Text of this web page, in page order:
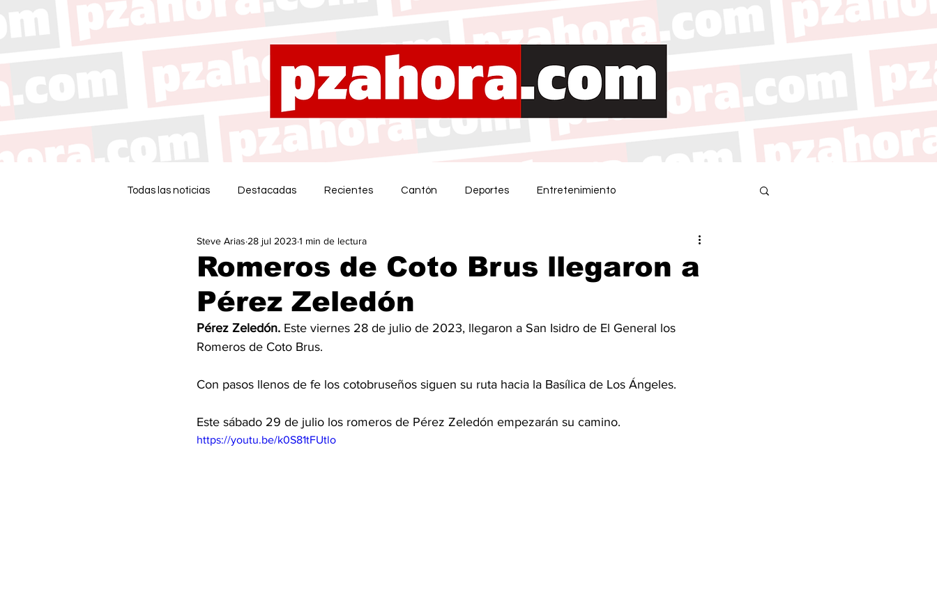
Todas las noticias Destacadas Recientes Cantón Deportes Entretenimiento
Romeros de Coto Brus llegaron a
Pérez Zeledón
Steve Arias 28 jul 2023 1 min de lectura
Pérez Zeledón. Este viernes 28 de julio de 2023, llegaron a San Isidro de El General los
Romeros de Coto Brus.
Con pasos llenos de fe los cotobruseños siguen su ruta hacia la Basílica de Los Ángeles.
Este sábado 29 de julio los romeros de Pérez Zeledón empezarán su camino.
https://youtu.be/k0S81tFUtlo